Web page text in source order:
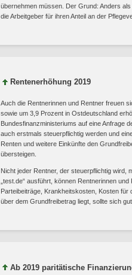
übernehmen müssen. Der Grund: Anders
die Arbeitgeber für ihren Anteil an der
Rentenerhöhung 2019
Auch die Rentnerinnen und Rentner freuen
sowie um 3,9 Prozent in Ostdeutschland
Bundesfinanzministeriums auf eine Anfrage
auch erstmals steuerpflichtig werden und
Renten und weitere Einkünfte den
übersteigen.
Nicht jeder Rentner, der steuerpflichtig wird,
„test.de“ ausführt, können Rentnerinnen
Parteibeiträge, Krankheitskosten, Kosten
über dem Grundfreibetrag liegt, sollte sich
Ab 2019 paritätische